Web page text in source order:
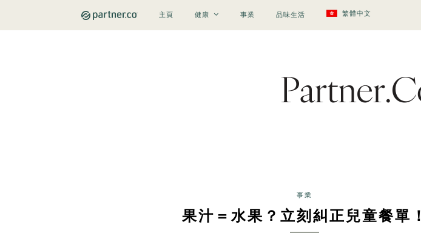
主頁 健康 事業 品味生活 繁體中文
事業
果汁＝水果？立刻糾正兒童餐單！